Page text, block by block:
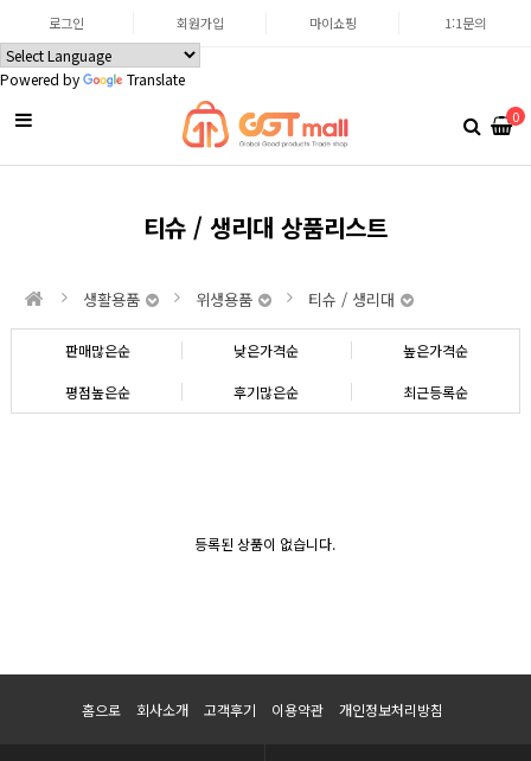
Powered by Translate
로그인 회원가입 마이쇼핑 1:1문의
0
티슈 / 생리대 상품리스트
생활용품 위생용품 티슈 / 생리대
판매많은순 낮은가격순 높은가격순
평점높은순 후기많은순 최근등록순
등록된 상품이 없습니다.
홈으로 회사소개 고객후기 이용약관 개인정보처리방침